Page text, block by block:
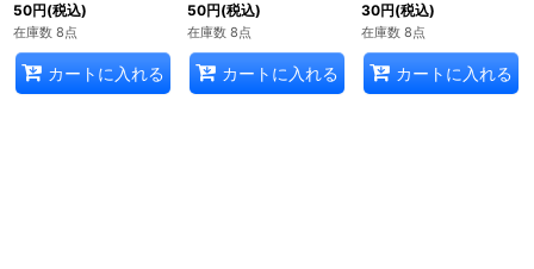
50円(税込)
在庫数 8点
カートに入れる
50円(税込)
在庫数 8点
カートに入れる
30円(税込)
在庫数 8点
カートに入れる